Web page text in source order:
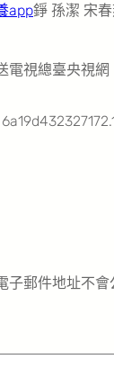
app錚 孫潔 宋
視總臺央視網
子郵件地址不會